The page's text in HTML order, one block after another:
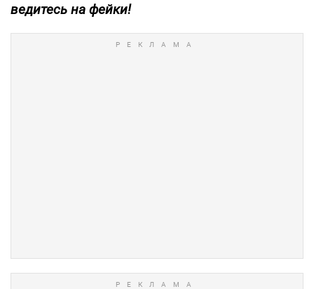
ведитесь на фейки!